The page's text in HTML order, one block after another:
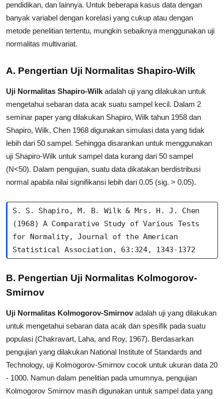
pendidikan, dan lainnya. Untuk beberapa kasus data dengan
banyak variabel dengan korelasi yang cukup atau dengan
metode penelitian tertentu, mungkin sebaiknya menggunakan uji
normalitas multivariat.
A. Pengertian Uji Normalitas Shapiro-Wilk
Uji Normalitas Shapiro-Wilk adalah uji yang dilakukan untuk
mengetahui sebaran data acak suatu sampel kecil. Dalam 2
seminar paper yang dilakukan Shapiro, Wilk tahun 1958 dan
Shapiro, Wilk, Chen 1968 digunakan simulasi data yang tidak
lebih dari 50 sampel. Sehingga disarankan untuk menggunakan
uji Shapiro-Wilk untuk sampel data kurang dari 50 sampel
(N<50). Dalam pengujian, suatu data dikatakan berdistribusi
normal apabila nilai signifikansi lebih dari 0.05 (sig. > 0.05).
S. S. Shapiro, M. B. Wilk & Mrs. H. J. Chen
(1968) A Comparative Study of Various Tests
for Normality, Journal of the American
Statistical Association, 63:324, 1343-1372
B. Pengertian Uji Normalitas Kolmogorov-
Smirnov
Uji Normalitas Kolmogorov-Smirnovadalah uji yang dilakukan
untuk mengetahui sebaran data acak dan spesifik pada suatu
populasi (Chakravart, Laha, and Roy, 1967). Berdasarkan
pengujian yang dilakukan National Institute of Standards and
Technology, uji Kolmogorov-Smirnov cocok untuk ukuran data 20
- 1000. Namun dalam penelitian pada umumnya, pengujian
Kolmogorov Smirnov masih digunakan untuk sampel data yang